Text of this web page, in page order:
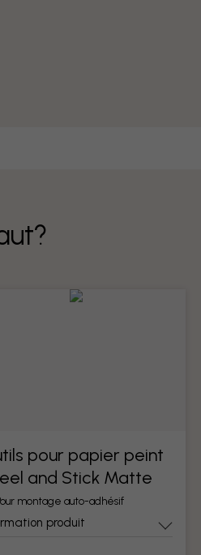
pour papier peint
and Stick Matte
montage auto-adhésif
produit